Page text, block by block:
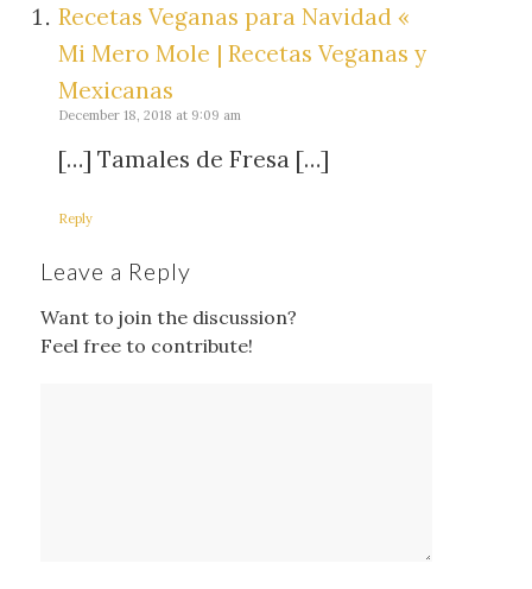
Recetas Veganas para Navidad «
Mi Mero Mole | Recetas Veganas y
Mexicanas
December 18, 2018 at 9:09 am
[…] Tamales de Fresa […]
Reply
Leave a Reply
Want to join the discussion?
Feel free to contribute!